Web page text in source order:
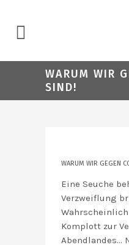
WARUM WIR
SIND!
WARUM WIR GEGEN
Eine Seuche
Verzweiflung
Komplott zur
Abendlandes…